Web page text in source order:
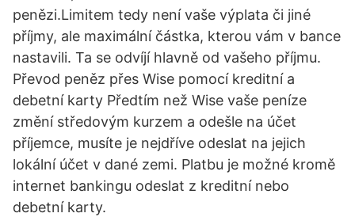
penězi.Limitem tedy není vaše výplata či jiné
příjmy, ale maximální částka, kterou vám v bance
nastavili. Ta se odvíjí hlavně od vašeho příjmu.
Převod peněz přes Wise pomocí kreditní a
debetní karty Předtím než Wise vaše peníze
změní středovým kurzem a odešle na účet
příjemce, musíte je nejdříve odeslat na jejich
lokální účet v dané zemi. Platbu je možné kromě
internet bankingu odeslat z kreditní nebo
debetní karty.